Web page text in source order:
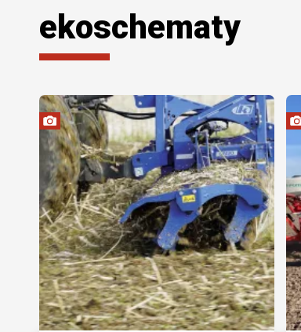
ekoschematy